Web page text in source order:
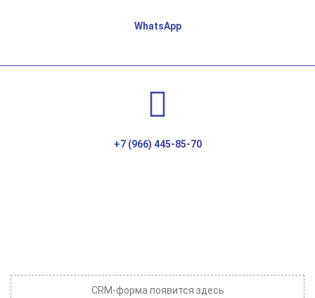
WhatsApp
+7 (966) 445-85-70
CRM-форма появится здесь